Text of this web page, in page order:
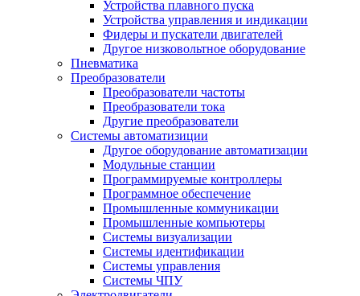
Устройства плавного пуска
Устройства управления и индикации
Фидеры и пускатели двигателей
Другое низковольтное оборудование
Пневматика
Преобразователи
Преобразователи частоты
Преобразователи тока
Другие преобразователи
Системы автоматизиции
Другое оборудование автоматизации
Модульные станции
Программируемые контроллеры
Программное обеспечение
Промышленные коммуникации
Промышленные компьютеры
Системы визуализации
Системы идентификации
Системы управления
Системы ЧПУ